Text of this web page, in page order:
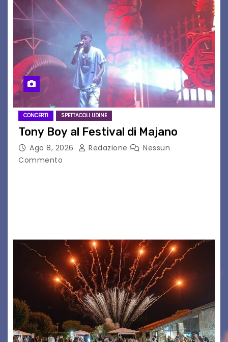
CONCERTI SPETTACOLI UDINE
Tony Boy al Festival di Majano
Ago 8, 2026 Redazione
Nessun
Commento